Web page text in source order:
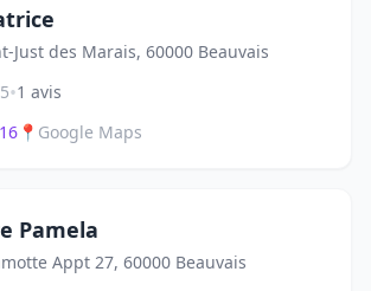
Just des Marais, 60000 Beauvais
•1 avis
📍 Google Maps
Pamela
Appt 27, 60000 Beauvais